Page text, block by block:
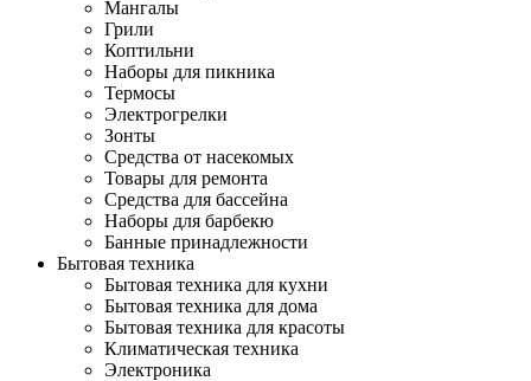
Мангалы
Грили
Коптильни
Наборы для пикника
Термосы
Электрогрелки
Зонты
Средства от насекомых
Товары для ремонта
Средства для бассейна
Наборы для барбекю
Банные принадлежности
Бытовая техника
Бытовая техника для кухни
Бытовая техника для дома
Бытовая техника для красоты
Климатическая техника
Электроника